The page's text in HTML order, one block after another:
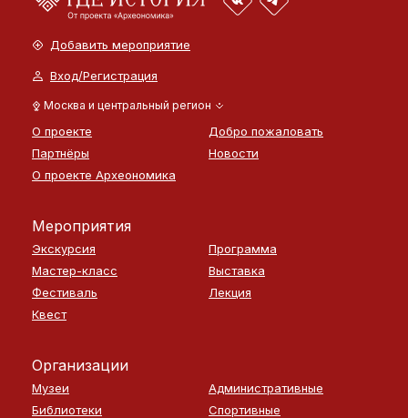
Добавить мероприятие
Вход/Регистрация
Москва и центральный регион
О проекте
Добро пожаловать
Партнёры
Новости
О проекте Археономика
Мероприятия
Экскурсия
Программа
Мастер-класс
Выставка
Фестиваль
Лекция
Квест
Организации
Музеи
Административные
Библиотеки
Спортивные